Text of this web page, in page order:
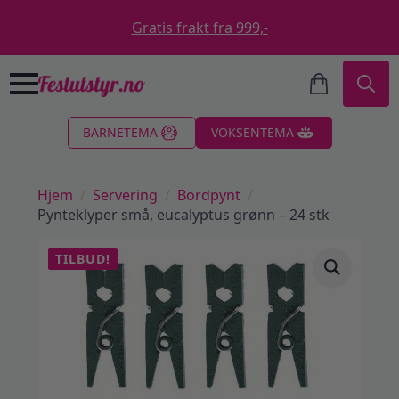
Gratis frakt fra 999,-
BARNETEMA VOKSENTEMA
Hjem Servering
Bordpynt
Pynteklyper små, eucalyptus grønn – 24 stk
TILBUD!